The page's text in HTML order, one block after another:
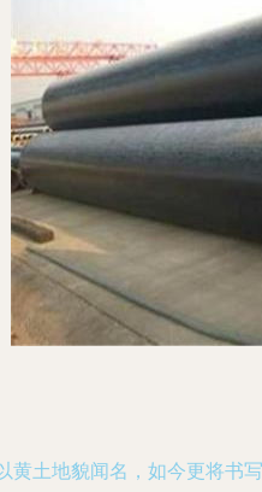
土地貌闻名，如今更将